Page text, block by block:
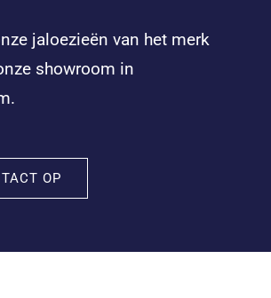
jaloezieën van het merk
showroom in
OP